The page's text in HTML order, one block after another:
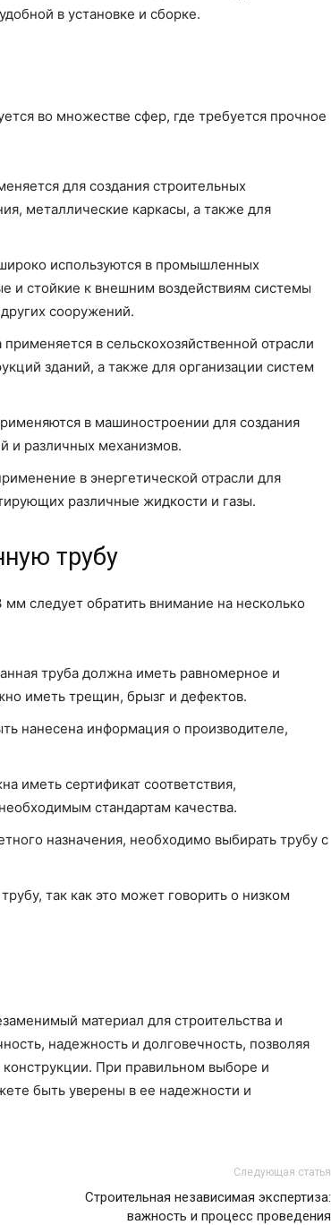
в установке и сборке.
во множестве сфер, где требуется прочное
для создания строительных
металлические каркасы, а также для
используются в промышленных
и стойкие к внешним воздействиям системы
сооружений.
в сельскохозяйственной отрасли
зданий, а также для организации систем
в машиностроении для создания
и различных механизмов.
в энергетической отрасли для
различные жидкости и газы.
трубу
следует обратить внимание на несколько
труба должна иметь равномерное и
иметь трещин, брызг и дефектов.
нанесена информация о производителе,
иметь сертификат соответствия,
стандартам качества.
назначения, необходимо выбирать трубу с
так как это может говорить о низком
материал для строительства и
надежность и долговечность, позволяя
конструкции. При правильном выборе и
быть уверены в ее надежности и
Следующая статья
Строительная независимая экспертиза:
важность и процесс проведения